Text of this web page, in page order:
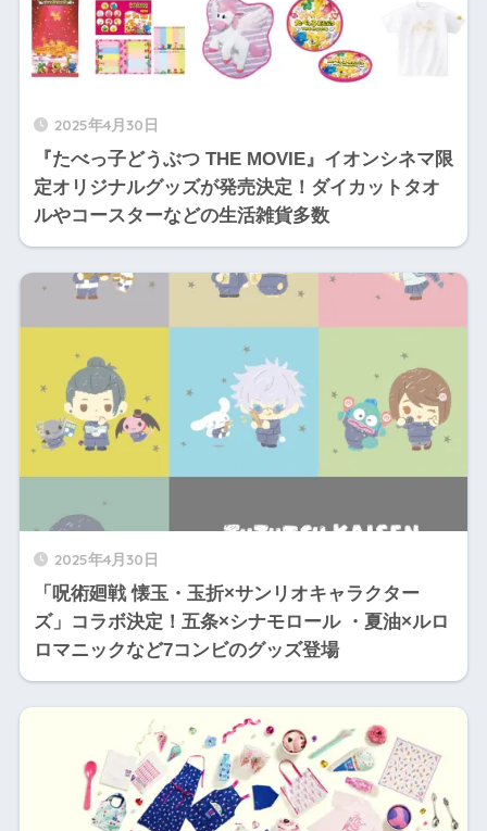
2025年4月30日
『たべっ子どうぶつ THE MOVIE』イオンシネマ限
定オリジナルグッズが発売決定！ダイカットタオ
ルやコースターなどの生活雑貨多数
2025年4月30日
「呪術廻戦 懐玉・玉折×サンリオキャラクター
ズ」コラボ決定！五条×シナモロール ・夏油×ルロ
ロマニックなど7コンビのグッズ登場